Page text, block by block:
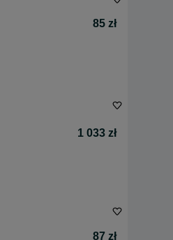
85 zł
1 033 zł
87 zł